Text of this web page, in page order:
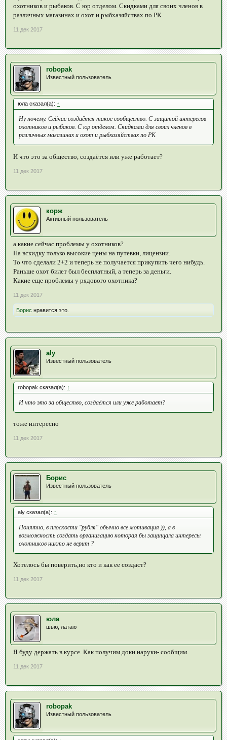
охотников и рыбаков. С юр отделом. Скидками для своих членов в
различных магазинах и охот и рыбхазяйствах по РК
11 дек 2017
robopak
Известный пользователь
юла сказал(а): ↑
Ну почему. Сейчас создаётся такое сообщество. С защитой интересов
охотников и рыбаков. С юр отделом. Скидками для своих членов в
различных магазинах и охот и рыбхазяйствах по РК
И что это за общество, создаётся или уже работает?
11 дек 2017
корж
Активный пользователь
а какие сейчас проблемы у охотников?
На вскидку только высокие цены на путевки, лицензии.
То что сделали 2+2 и теперь не получается прикупить чего нибудь.
Раньше охот билет был бесплатный, а теперь за деньги.
Какие еще проблемы у рядового охотника?
11 дек 2017
Борис нравится это.
aly
Известный пользователь
robopak сказал(а): ↑
И что это за общество, создаётся или уже работает?
тоже интересно
11 дек 2017
Борис
Известный пользователь
aly сказал(а): ↑
Понятно, в плоскости "рубля" обычно все мотивация )), а в
возможность создать организацию которая бы защищала интересы
охотников никто не верит ?
Хотелось бы поверить,но кто и как ее создаст?
11 дек 2017
юла
шью, латаю
Я буду держать в курсе. Как получим доки наруки- сообщим.
11 дек 2017
robopak
Известный пользователь